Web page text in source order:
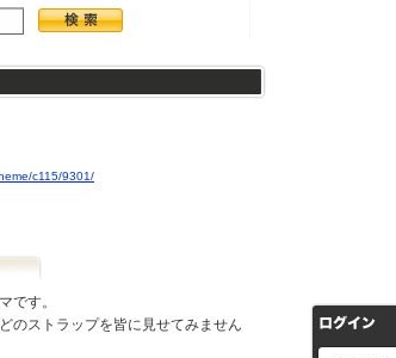
c115/9301/
です。
のストラップを皆に見せてみません